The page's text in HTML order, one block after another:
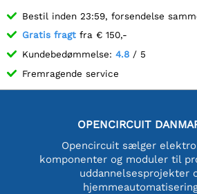
Bestil inden 23:59, forsendelse
Gratis fragt fra € 150,-
Kundebedømmelse: 4.8 / 5
Fremragende service
OPENCIRCUIT
Opencircuit sælger
komponenter og moduler til
uddannelsesprojekter